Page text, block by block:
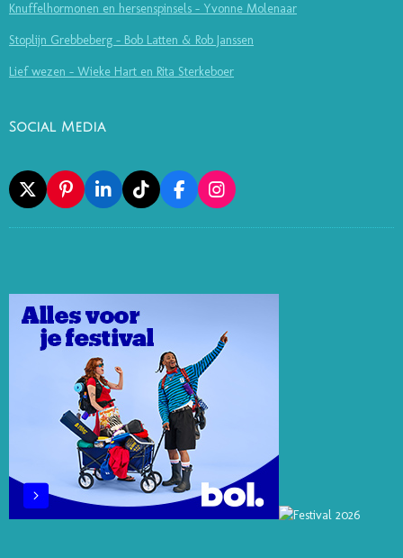
Knuffelhormonen en hersenspinsels - Yvonne Molenaar
Stoplijn Grebbeberg - Bob Latten & Rob Janssen
Lief wezen - Wieke Hart en Rita Sterkeboer
Social Media
X
P
I
N
E
S
T
L
I
N
I
N
T
I
K
F
A
C
O
I
N
S
R
M